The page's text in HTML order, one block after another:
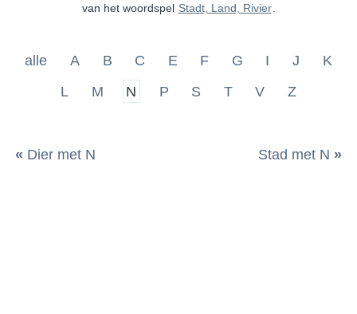
van het woordspel Stadt, Land, Rivier
alle A B C E F G I J
K
L
M N P S T V Z
« Dier met N Stad met N »